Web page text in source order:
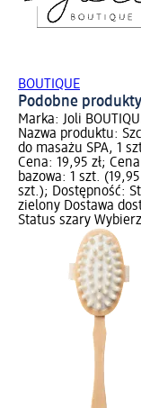
BOUTIQUE
Podobne produkty
Marka: Joli
Nazwa produktu:
do masażu SPA, 1
Cena: 19,95 zł; Cena
bazowa: 1 szt. (19,95
szt.); Dostępność:
zielony Dostawa
Status szary